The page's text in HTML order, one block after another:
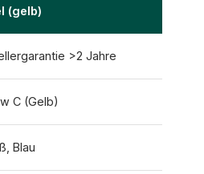
(gelb)
>2 Jahre
C (Gelb)
Blau